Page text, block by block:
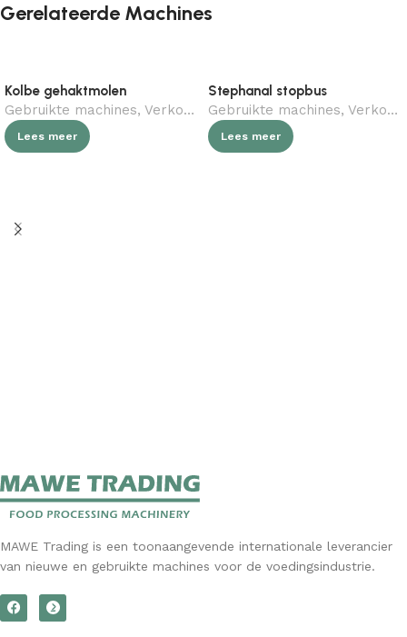
Gerelateerde Machines
Kolbe gehaktmolen
Gebruikte machines, Verkocht (gebruikt) Slagerij
Lees meer
Stephanal stopbus
Gebruikte machines, Verkocht (gebruikt)
Lees meer
MAWE Trading is een toonaangevende internationale leverancier
van nieuwe en gebruikte machines voor de voedingsindustrie.